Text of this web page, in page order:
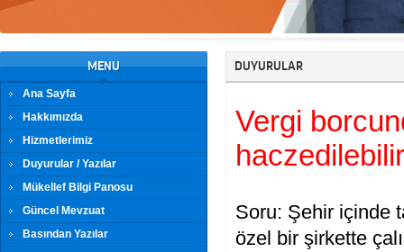
MENU
Ana Sayfa
Hakkımızda
Hizmetlerimiz
Duyurular / Yazılar
Mükellef Bilgi Panosu
Güncel Mevzuat
Basından Yazılar
DUYURULAR
Vergi
haczedilebilir
Soru: Şehir içinde
özel bir şirkette